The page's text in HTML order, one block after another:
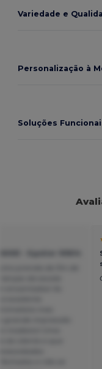
Variedade e
Personalização à
Soluções